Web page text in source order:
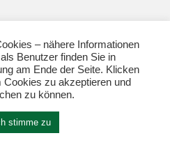
– nähere Informationen
Benutzer finden Sie in
am Ende der Seite. Klicken
Cookies zu akzeptieren und
zu können.
stimme zu